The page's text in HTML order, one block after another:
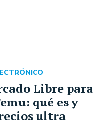
Libre para
qué es y
ultra